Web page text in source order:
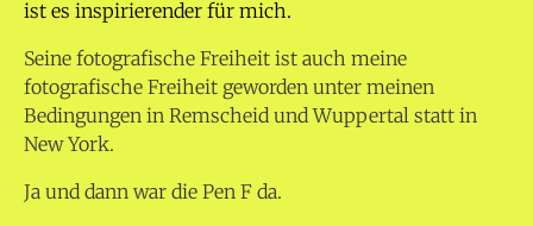
ist es inspirierender für mich.
Seine fotografische Freiheit ist auch meine
fotografische Freiheit geworden unter meinen
Bedingungen in Remscheid und Wuppertal statt in
New York.
Ja und dann war die Pen F da.